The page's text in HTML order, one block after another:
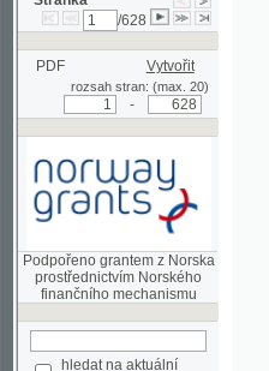
PDF Vytvořit
rozsah stran: (max. 20)
Podpořeno grantem z Norska
prostřednictvím Norského
hledat na aktuální
stránce
Pokročilé vyhledávání